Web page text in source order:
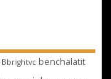
Bbrightvc benchalatit